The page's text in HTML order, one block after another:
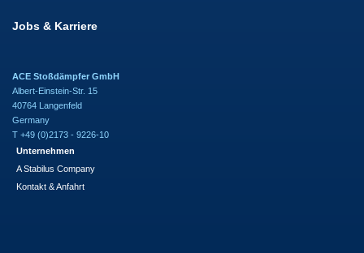
Jobs & Karriere
ACE Stoßdämpfer GmbH
Albert-Einstein-Str. 15
40764 Langenfeld
Germany
T +49 (0)2173 - 9226-10
Unternehmen
A Stabilus Company
Kontakt & Anfahrt